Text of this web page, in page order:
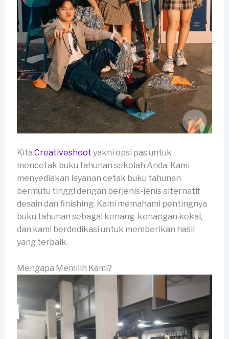
Kita Creativeshoot yakni opsi pas untuk
mencetak buku tahunan sekolah Anda. Kami
menyediakan layanan cetak buku tahunan
bermutu tinggi dengan berjenis-jenis alternatif
desain dan finishing. Kami memahami pentingnya
buku tahunan sebagai kenang-kenangan kekal,
dan kami berdedikasi untuk memberikan hasil
yang terbaik.
Mengapa Memilih Kami?